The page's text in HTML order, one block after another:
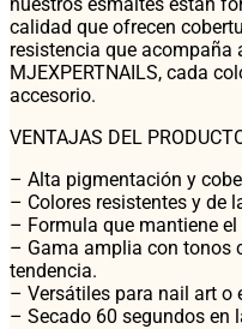
calidad que ofrecen
resistencia que acompaña
MJEXPERTNAILS, cada
accesorio.
VENTAJAS DEL
– Alta pigmentación y
– Colores resistentes y de
– Formula que mantiene
– Gama amplia con tonos
tendencia.
– Versátiles para nail art o
– Secado 60 segundos en